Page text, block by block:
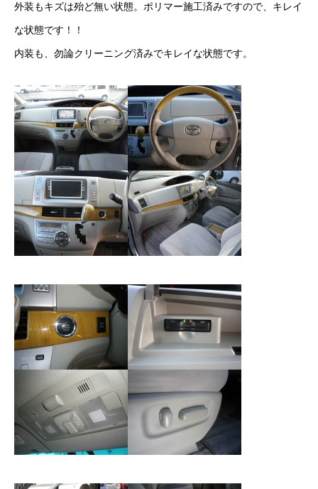
カーリースとは？
よくある質問
オートローン
ジャストリース プラン例
保険ご相談
会社案内
会社概要
沿革
クロちゃんの独り言
入庫情報
ご納車
外装もキズは殆ど無い状態。ポリマー施工済みですので、キレイ
な状態です！！
内装も、勿論クリーニング済みでキレイな状態です。